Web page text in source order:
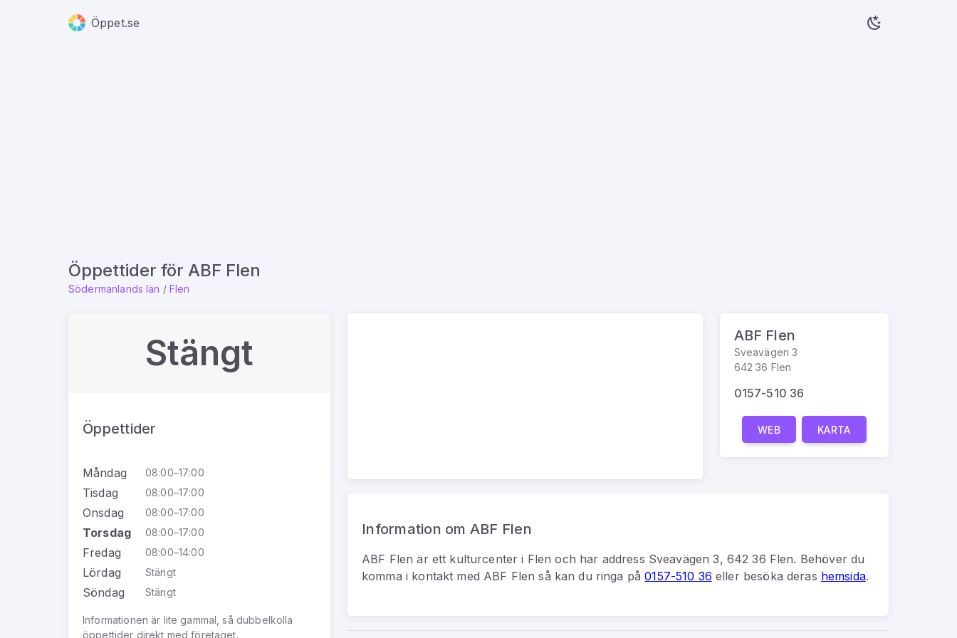
Öppet.se
Öppettider för ABF Flen
Södermanlands län / Flen
Stängt
Öppettider
Måndag 08:00–17:00
Tisdag 08:00–17:00
Onsdag 08:00–17:00
Torsdag 08:00–17:00
Fredag 08:00–14:00
Lördag Stängt
Söndag Stängt
Informationen är lite gammal, så dubbelkolla
öppettider direkt med företaget.
ABF Flen
Sveavägen 3
642 36 Flen
0157-510 36
WEB KARTA
Information om ABF Flen
ABF Flen är ett kulturcenter i Flen och har address Sveavägen 3, 642 36 Flen. Behöver du
komma i kontakt med ABF Flen så kan du ringa på0157-510 36 eller besöka deras hemsida.